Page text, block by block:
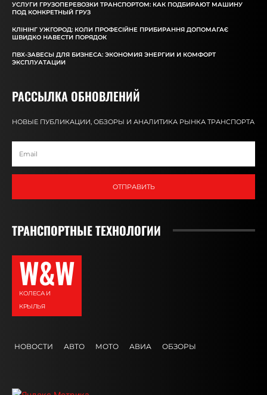
УСЛУГИ ГРУЗОПЕРЕВОЗКИ ТРАНСПОРТОМ: КАК ПОДБИРАЮТ МАШИНУ
ПОД КОНКРЕТНЫЙ ГРУЗ
КЛІНІНГ УЖГОРОД: КОЛИ ПРОФЕСІЙНЕ ПРИБИРАННЯ ДОПОМАГАЄ
ШВИДКО НАВЕСТИ ПОРЯДОК
ПВХ-ЗАВЕСЫ ДЛЯ БИЗНЕСА: ЭКОНОМИЯ ЭНЕРГИИ И КОМФОРТ
ЭКСПЛУАТАЦИИ
РАССЫЛКА ОБНОВЛЕНИЙ
НОВЫЕ ПУБЛИКАЦИИ, ОБЗОРЫ И АНАЛИТИКА РЫНКА ТРАНСПОРТА
ОТПРАВИТЬ
ТРАНСПОРТНЫЕ ТЕХНОЛОГИИ
W&W
КОЛЕСА И
КРЫЛЬЯ
НОВОСТИ АВТО МОТО АВИА ОБЗОРЫ